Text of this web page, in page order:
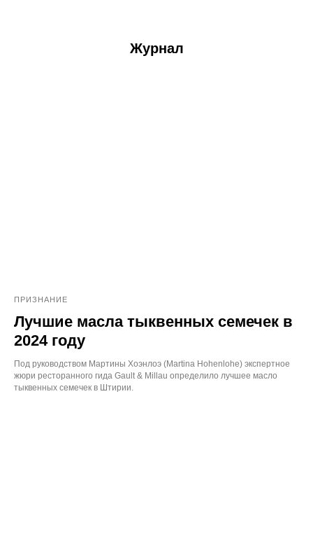
Журнал
ПРИЗНАНИЕ
Лучшие масла тыквенных семечек в
2024 году
Под руководством Мартины Хоэнлоэ (Martina Hohenlohe) экспертное
жюри ресторанного гида Gault & Millau определило лучшее масло
тыквенных семечек в Штирии.